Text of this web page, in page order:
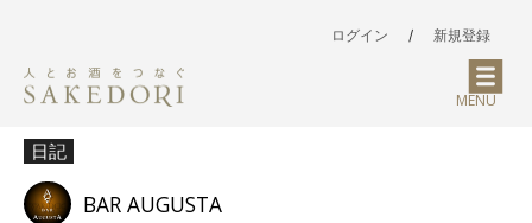
ログイン / 新規登録
MENU
日記
BAR AUGUSTA